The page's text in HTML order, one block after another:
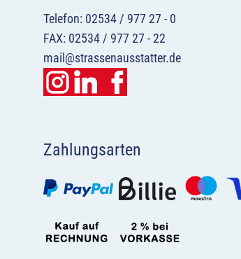
Telefon: 02534 / 977 27 - 0
FAX: 02534 / 977 27 - 22
mail@strassenausstatter.de
Zahlungsarten